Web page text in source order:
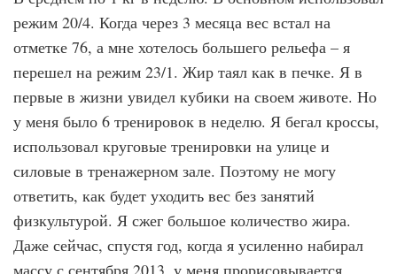
режим 20/4. Когда через 3 месяца вес встал на
отметке 76, а мне хотелось большего рельефа – я
перешел на режим 23/1. Жир таял как в печке. Я в
первые в жизни увидел кубики на своем животе. Но
у меня было 6 тренировок в неделю. Я бегал кроссы,
использовал круговые тренировки на улице и
силовые в тренажерном зале. Поэтому не могу
ответить, как будет уходить вес без занятий
физкультурой. Я сжег большое количество жира.
Даже сейчас, спустя год, когда я усиленно набирал